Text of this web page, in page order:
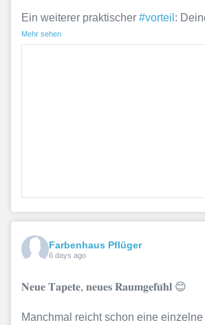
Ein weiterer praktischer#vorteil :
Mehr sehen
Farbenhaus Pflüger
6 days ago
𝐍𝐞𝐮𝐞 𝐓𝐚𝐩𝐞𝐭𝐞, 𝐧𝐞𝐮𝐞𝐬 𝐑𝐚𝐮𝐦𝐠𝐞𝐟𝐮̈𝐡𝐥 😊
Manchmal reicht schon eine